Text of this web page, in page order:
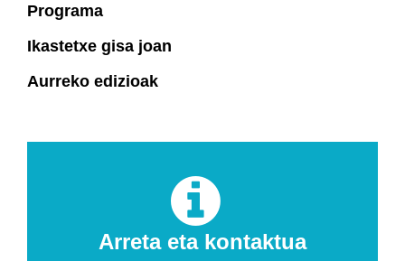
Programa
Ikastetxe gisa joan
Aurreko edizioak
Arreta eta kontaktua